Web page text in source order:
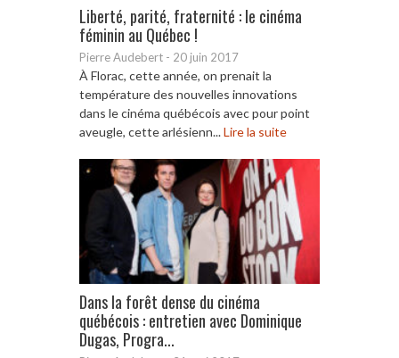
Liberté, parité, fraternité : le cinéma
féminin au Québec !
Pierre Audebert - 20 juin 2017
À Florac, cette année, on prenait la
température des nouvelles innovations
dans le cinéma québécois avec pour point
aveugle, cette arlésienn...Lire la suite
Dans la forêt dense du cinéma
québécois : entretien avec Dominique
Dugas, Progra...